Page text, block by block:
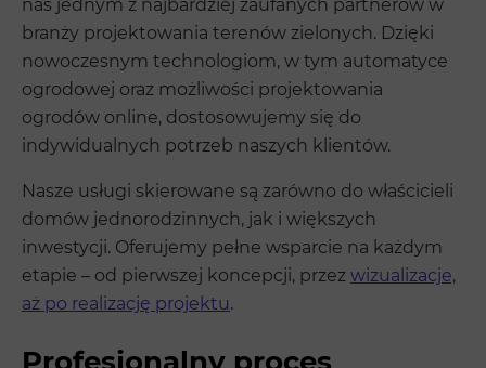
nas jednym z najbardziej zaufanych partnerów w
branży projektowania terenów zielonych. Dzięki
nowoczesnym technologiom, w tym automatyce
ogrodowej oraz możliwości projektowania
ogrodów online, dostosowujemy się do
indywidualnych potrzeb naszych klientów.
Nasze usługi skierowane są zarówno do właścicieli
domów jednorodzinnych, jak i większych
inwestycji. Oferujemy pełne wsparcie na każdym
etapie – od pierwszej koncepcji, przez wizualizacje,
aż po realizację projektu.